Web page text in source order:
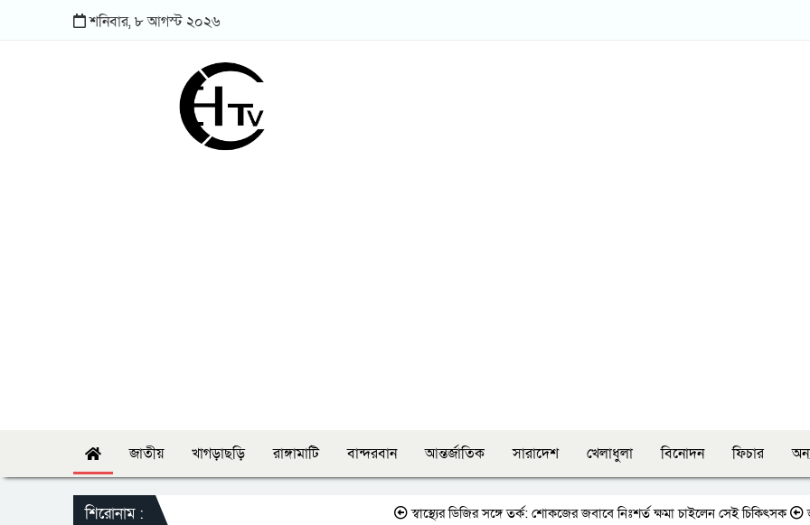
শনিবার,৮আগস্ট ২০২৬
জাতীয় খাগড়াছড়ি রাঙ্গামাটি বান্দরবান আন্তর্জাতিক সারাদেশ খেলাধুলা বিনোদন ফিচার
শিরোনাম : স্বাস্থ্যের ডিজির সঙ্গে তর্ক: শোকজের জবাবে নিঃশর্ত ক্ষমা চাইলেন সেই চিকিৎসক জাতীয়